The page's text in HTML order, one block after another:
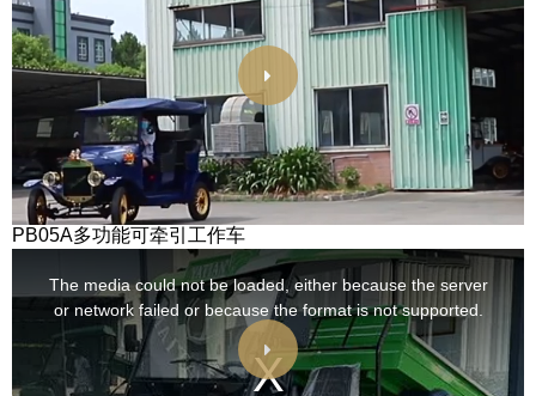
PB05A多功能可牵引工作车
The media could not be loaded, either because the server
or network failed or because the format is not supported.